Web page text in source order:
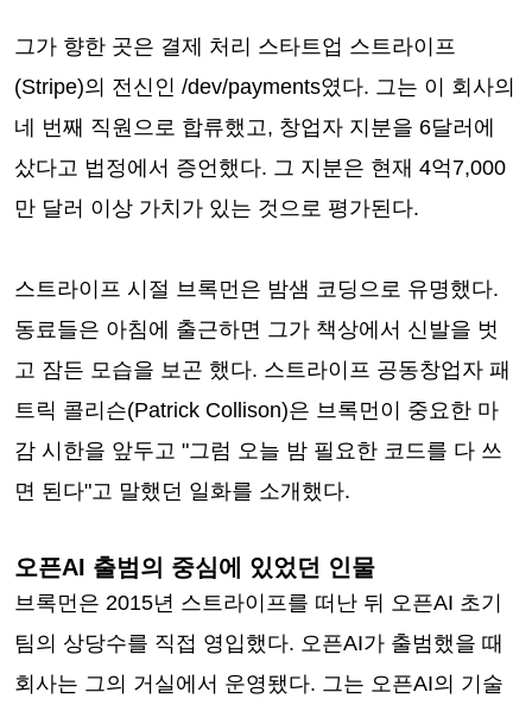
그가 향한 곳은 결제 처리 스타트업 스트라이프
(Stripe)의 전신인 /dev/payments였다. 그는 이 회사의
네 번째 직원으로 합류했고, 창업자 지분을 6달러에
샀다고 법정에서 증언했다. 그 지분은 현재 4억7,000
만 달러 이상 가치가 있는 것으로 평가된다.
스트라이프 시절 브록먼은 밤샘 코딩으로 유명했다.
동료들은 아침에 출근하면 그가 책상에서 신발을 벗
고 잠든 모습을 보곤 했다. 스트라이프 공동창업자 패
트릭 콜리슨(Patrick Collison)은 브록먼이 중요한 마
감 시한을 앞두고 "그럼 오늘 밤 필요한 코드를 다 쓰
면 된다"고 말했던 일화를 소개했다.
오픈AI 출범의 중심에 있었던 인물
브록먼은 2015년 스트라이프를 떠난 뒤 오픈AI 초기
팀의 상당수를 직접 영입했다. 오픈AI가 출범했을 때
회사는 그의 거실에서 운영됐다. 그는 오픈AI의 기술